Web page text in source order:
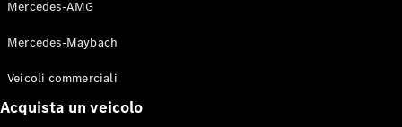
Maybach
GLS
Classe
Mercedes-AMG
Mercedes-Maybach
Veicoli commerciali
Acquista un veicolo